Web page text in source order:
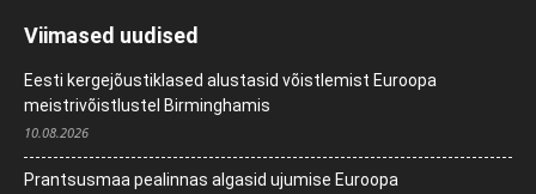
Viimased uudised
Eesti kergejõustiklased alustasid võistlemist Euroopa
meistrivõistlustel Birminghamis
10.08.2026
Prantsusmaa pealinnas algasid ujumise Euroopa